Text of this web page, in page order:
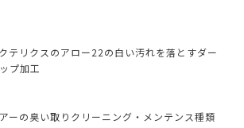
テリクスのアロー22の白い汚れを落とすダー
プ加工
ーの臭い取りクリーニング・メンテンス種類